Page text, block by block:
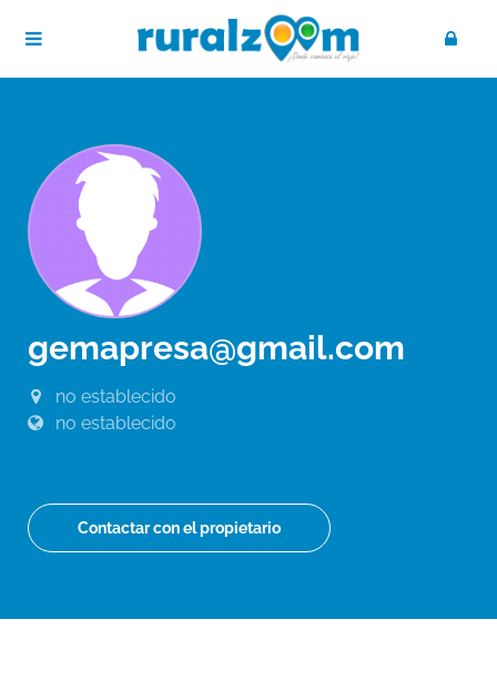
gemapresa@gmail.com
no establecido
no establecido
Contactar con el propietario